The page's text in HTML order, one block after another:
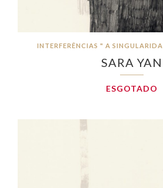
INTERFERÊNCIAS " A
SARA YAN
ESGOTADO